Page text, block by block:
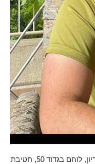
- סמ״ר אורי בר אור (Uri Bar Or), בן 21, ממדרשת בן גוריון, לוחם בגדוד 50, חטיבת